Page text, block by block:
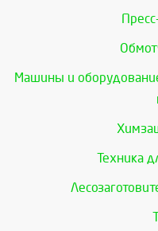
Машины и
Техника